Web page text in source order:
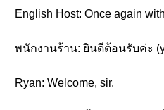
English Host: Once again
พนักงานร้าน: ยินดีต้อนรับค่ะ
Ryan: Welcome, sir.